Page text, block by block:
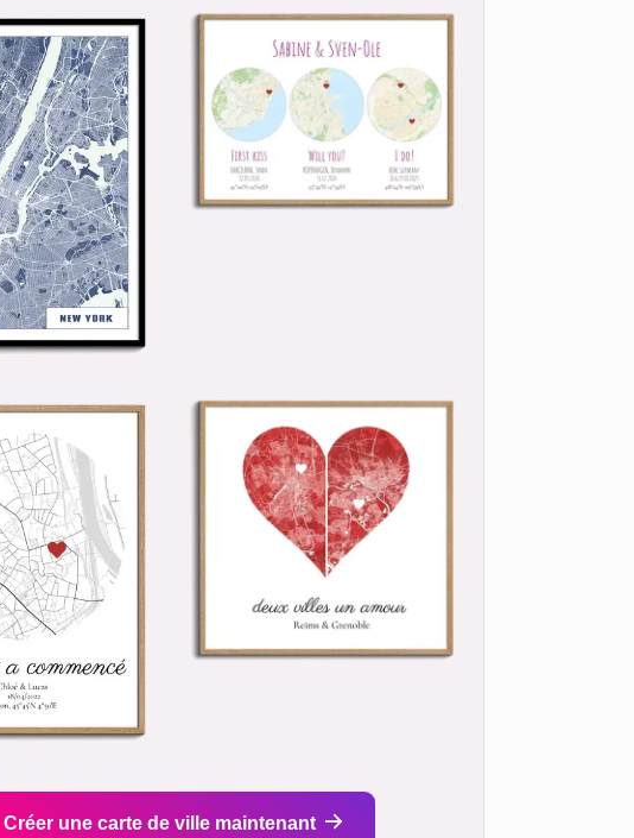
Créer une carte de ville maintenant